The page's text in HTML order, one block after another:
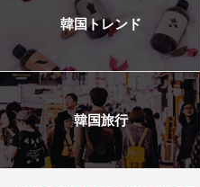
韓国トレンド
韓国旅行